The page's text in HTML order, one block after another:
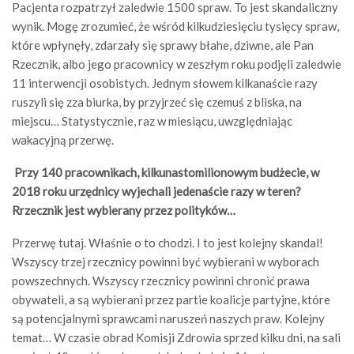
Pacjenta rozpatrzył zaledwie 1500 spraw. To jest skandaliczny
wynik. Mogę zrozumieć, że wśród kilkudziesięciu tysięcy spraw,
które wpłynęły, zdarzały się sprawy błahe, dziwne, ale Pan
Rzecznik, albo jego pracownicy w zeszłym roku podjęli zaledwie
11 interwencji osobistych. Jednym słowem kilkanaście razy
ruszyli się zza biurka, by przyjrzeć się czemuś z bliska, na
miejscu… Statystycznie, raz w miesiącu, uwzględniając
wakacyjną przerwę.
Przy 140 pracownikach, kilkunastomilionowym budżecie, w
2018 roku urzędnicy wyjechali jedenaście razy w teren?
Rrzecznik jest wybierany przez polityków…
Przerwę tutaj. Właśnie o to chodzi. I to jest kolejny skandal!
Wszyscy trzej rzecznicy powinni być wybierani w wyborach
powszechnych. Wszyscy rzecznicy powinni chronić prawa
obywateli, a są wybierani przez partie koalicje partyjne, które
są potencjalnymi sprawcami naruszeń naszych praw. Kolejny
temat… W czasie obrad Komisji Zdrowia sprzed kilku dni, na sali